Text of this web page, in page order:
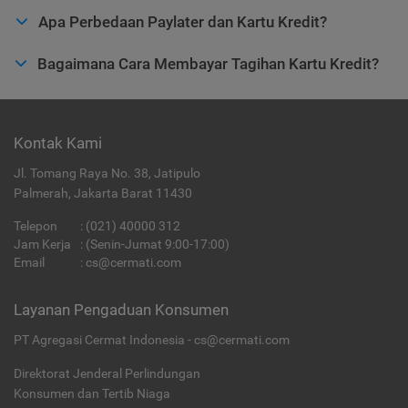
Apa Perbedaan Paylater dan Kartu Kredit?
Bagaimana Cara Membayar Tagihan Kartu Kredit?
Kontak Kami
Jl. Tomang Raya No. 38, Jatipulo
Palmerah, Jakarta Barat 11430
Telepon : (021) 40000 312
Jam Kerja
: (Senin-Jumat 9:00-17:00)
Email
: cs@cermati.com
Layanan Pengaduan Konsumen
PT Agregasi Cermat Indonesia - cs@cermati.com
Direktorat Jenderal Perlindungan
Konsumen dan Tertib Niaga